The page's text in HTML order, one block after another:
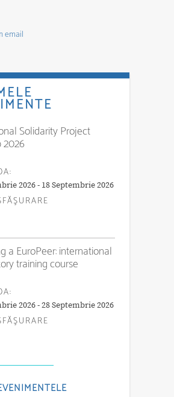
email
Solidarity Project
2026 - 18 Septembrie 2026
a EuroPeer: international
training course
2026 - 28 Septembrie 2026